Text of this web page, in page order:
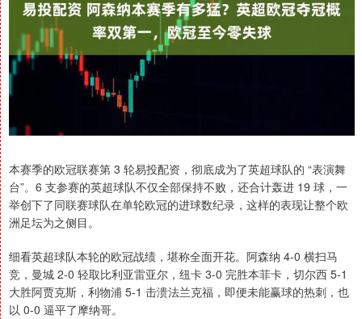
本赛季的欧冠联赛第 3 轮易投配资，彻底成为了英超球队的 “表演舞
台”。6 支参赛的英超球队不仅全部保持不败，还合计轰进 19 球，一
举创下了同联赛球队在单轮欧冠的进球数纪录，这样的表现让整个欧
洲足坛为之侧目。
细看英超球队本轮的欧冠战绩，堪称全面开花。阿森纳 4-0 横扫马
竞，曼城 2-0 轻取比利亚雷亚尔，纽卡 3-0 完胜本菲卡，切尔西 5-1
大胜阿贾克斯，利物浦 5-1 击溃法兰克福，即便未能赢球的热刺，也
以 0-0 逼平了摩纳哥。